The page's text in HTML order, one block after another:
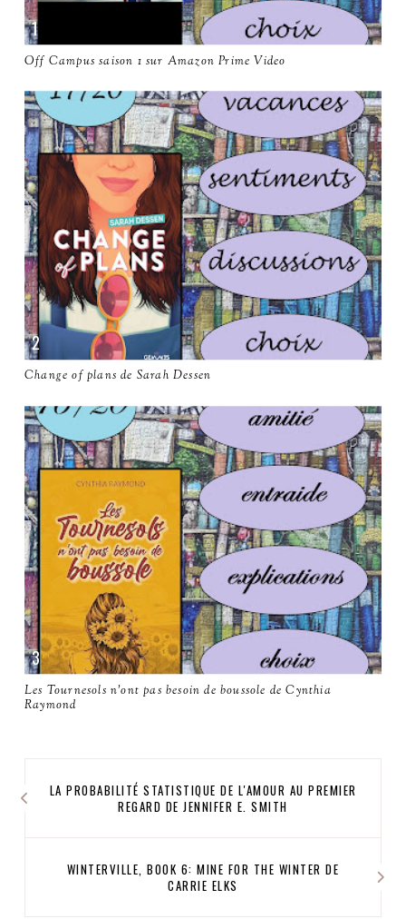
Off Campus saison 1 sur Amazon Prime Video
Change of plans de Sarah Dessen
Les Tournesols n'ont pas besoin de boussole de Cynthia
Raymond
LA PROBABILITÉ STATISTIQUE DE L'AMOUR AU PREMIER
REGARD DE JENNIFER E. SMITH
WINTERVILLE, BOOK 6: MINE FOR THE WINTER DE
CARRIE ELKS